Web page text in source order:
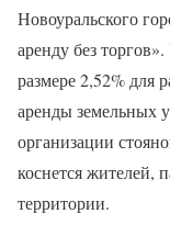
Новоуральского
аренду без
размере 2,52% для
аренды земельных
организации
коснется жителей,
территории.